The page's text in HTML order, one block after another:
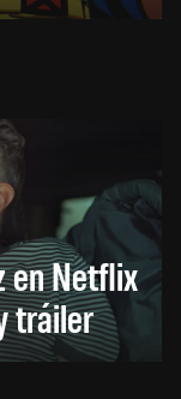
en Netflix
tráiler